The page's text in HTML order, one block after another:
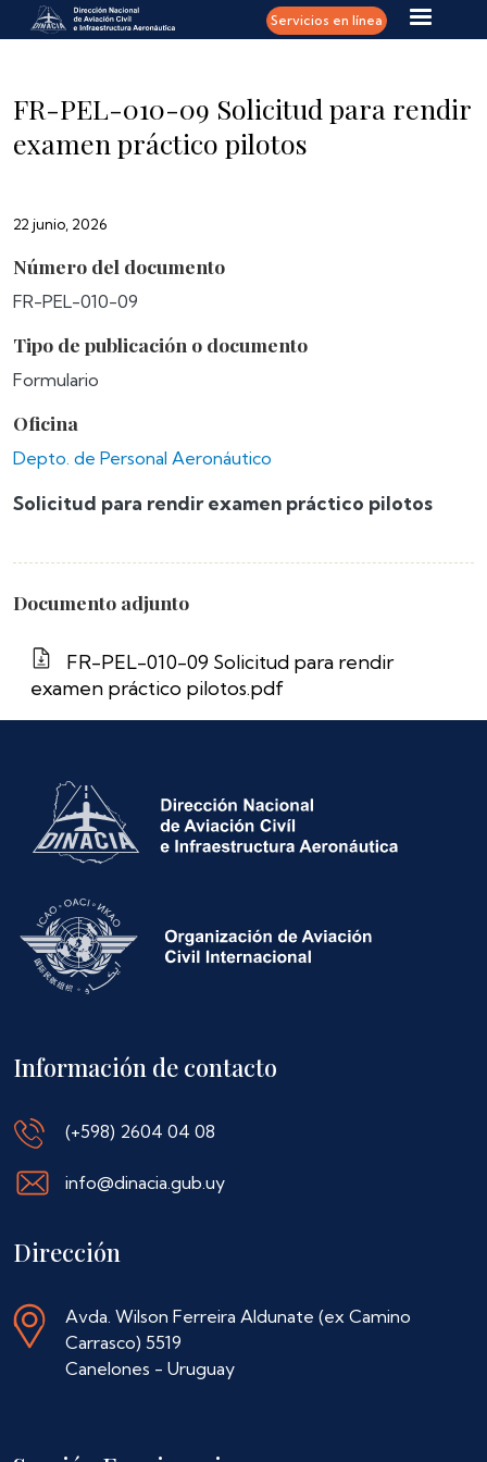
Pasar al contenido principal Servicios en línea
FR-PEL-010-09 Solicitud para rendir
examen práctico pilotos
22 junio, 2026
Número del documento
FR-PEL-010-09
Tipo de publicación o documento
Formulario
Oficina
Depto. de Personal Aeronáutico
Solicitud para rendir examen práctico pilotos
Documento adjunto
FR-PEL-010-09 Solicitud para rendir
examen práctico pilotos.pdf
Información de contacto
(+598) 2604 04 08
info@dinacia.gub.uy
Dirección
Avda. Wilson Ferreira Aldunate (ex Camino
Carrasco) 5519
Canelones - Uruguay